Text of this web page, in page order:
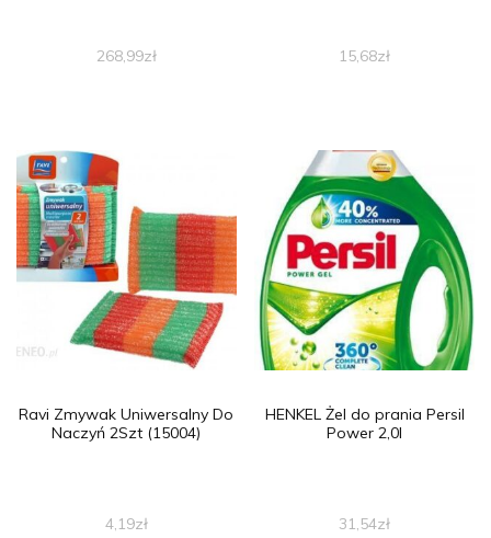
268,99zł 15,68zł
Ravi Zmywak Uniwersalny Do
Naczyń 2Szt (15004)
4,19zł
HENKEL Żel do prania Persil
Power 2,0l
31,54zł